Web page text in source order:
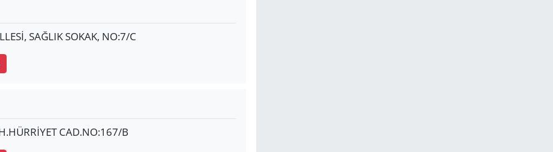
SAĞLIK SOKAK, NO:7/C
CAD.NO:167/B